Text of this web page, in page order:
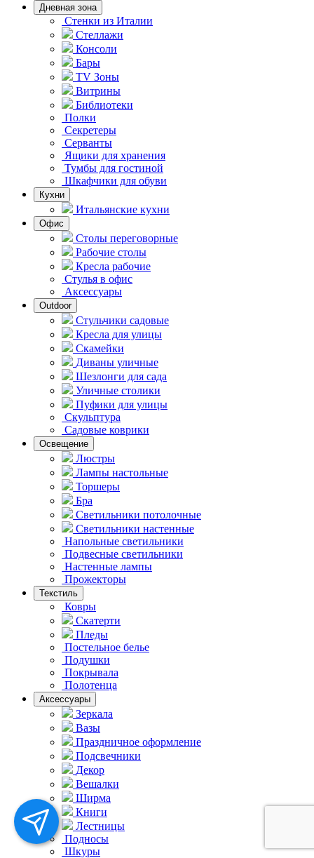
Дневная зона
Стенки из Италии
Стеллажи
Консоли
Бары
TV Зоны
Витрины
Библиотеки
Полки
Секретеры
Серванты
Ящики для хранения
Тумбы для гостиной
Шкафчики для обуви
Кухни
Итальянские кухни
Офис
Столы переговорные
Рабочие столы
Кресла рабочие
Стулья в офис
Аксессуары
Outdoor
Стульчики садовые
Кресла для улицы
Скамейки
Диваны уличные
Шезлонги для сада
Уличные столики
Пуфики для улицы
Скульптура
Садовые коврики
Освещение
Люстры
Лампы настольные
Торшеры
Бра
Светильники потолочные
Светильники настенные
Напольные светильники
Подвесные светильники
Hастенные лампы
Прожекторы
Текстиль
Ковры
Скатерти
Пледы
Постельное белье
Подушки
Покрывала
Полотенца
Аксессуары
Зеркала
Вазы
Праздничное оформление
Подсвечники
Декор
Вешалки
Ширма
Книги
Лестницы
Подносы
Шкуры